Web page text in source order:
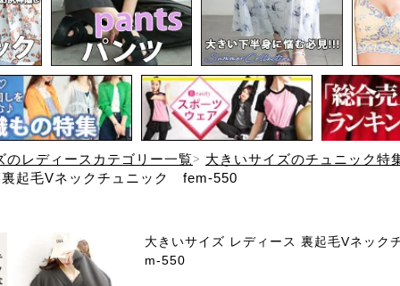
のレディースカテゴリー一覧
大きいサイズのチュニック特
起毛Vネックチュニック fem-550
大きいサイズ レディース 裏起毛Vネッ
m-550